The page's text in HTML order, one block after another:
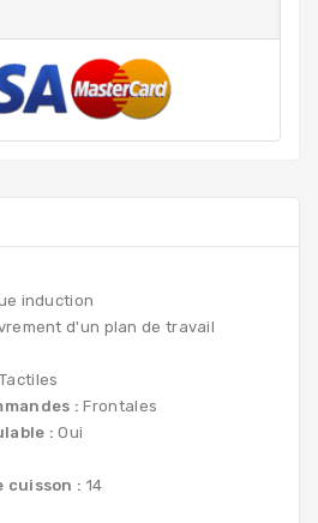
induction
d'un plan de travail
Tactiles
: Frontales
: Oui
cuisson : 14